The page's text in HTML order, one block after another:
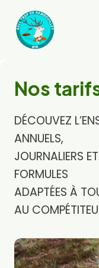
contenu
Nos
DÉCOUVEZ
ANNUELS,
JOURNALIERS
FORMULES
ADAPTÉES À
AU